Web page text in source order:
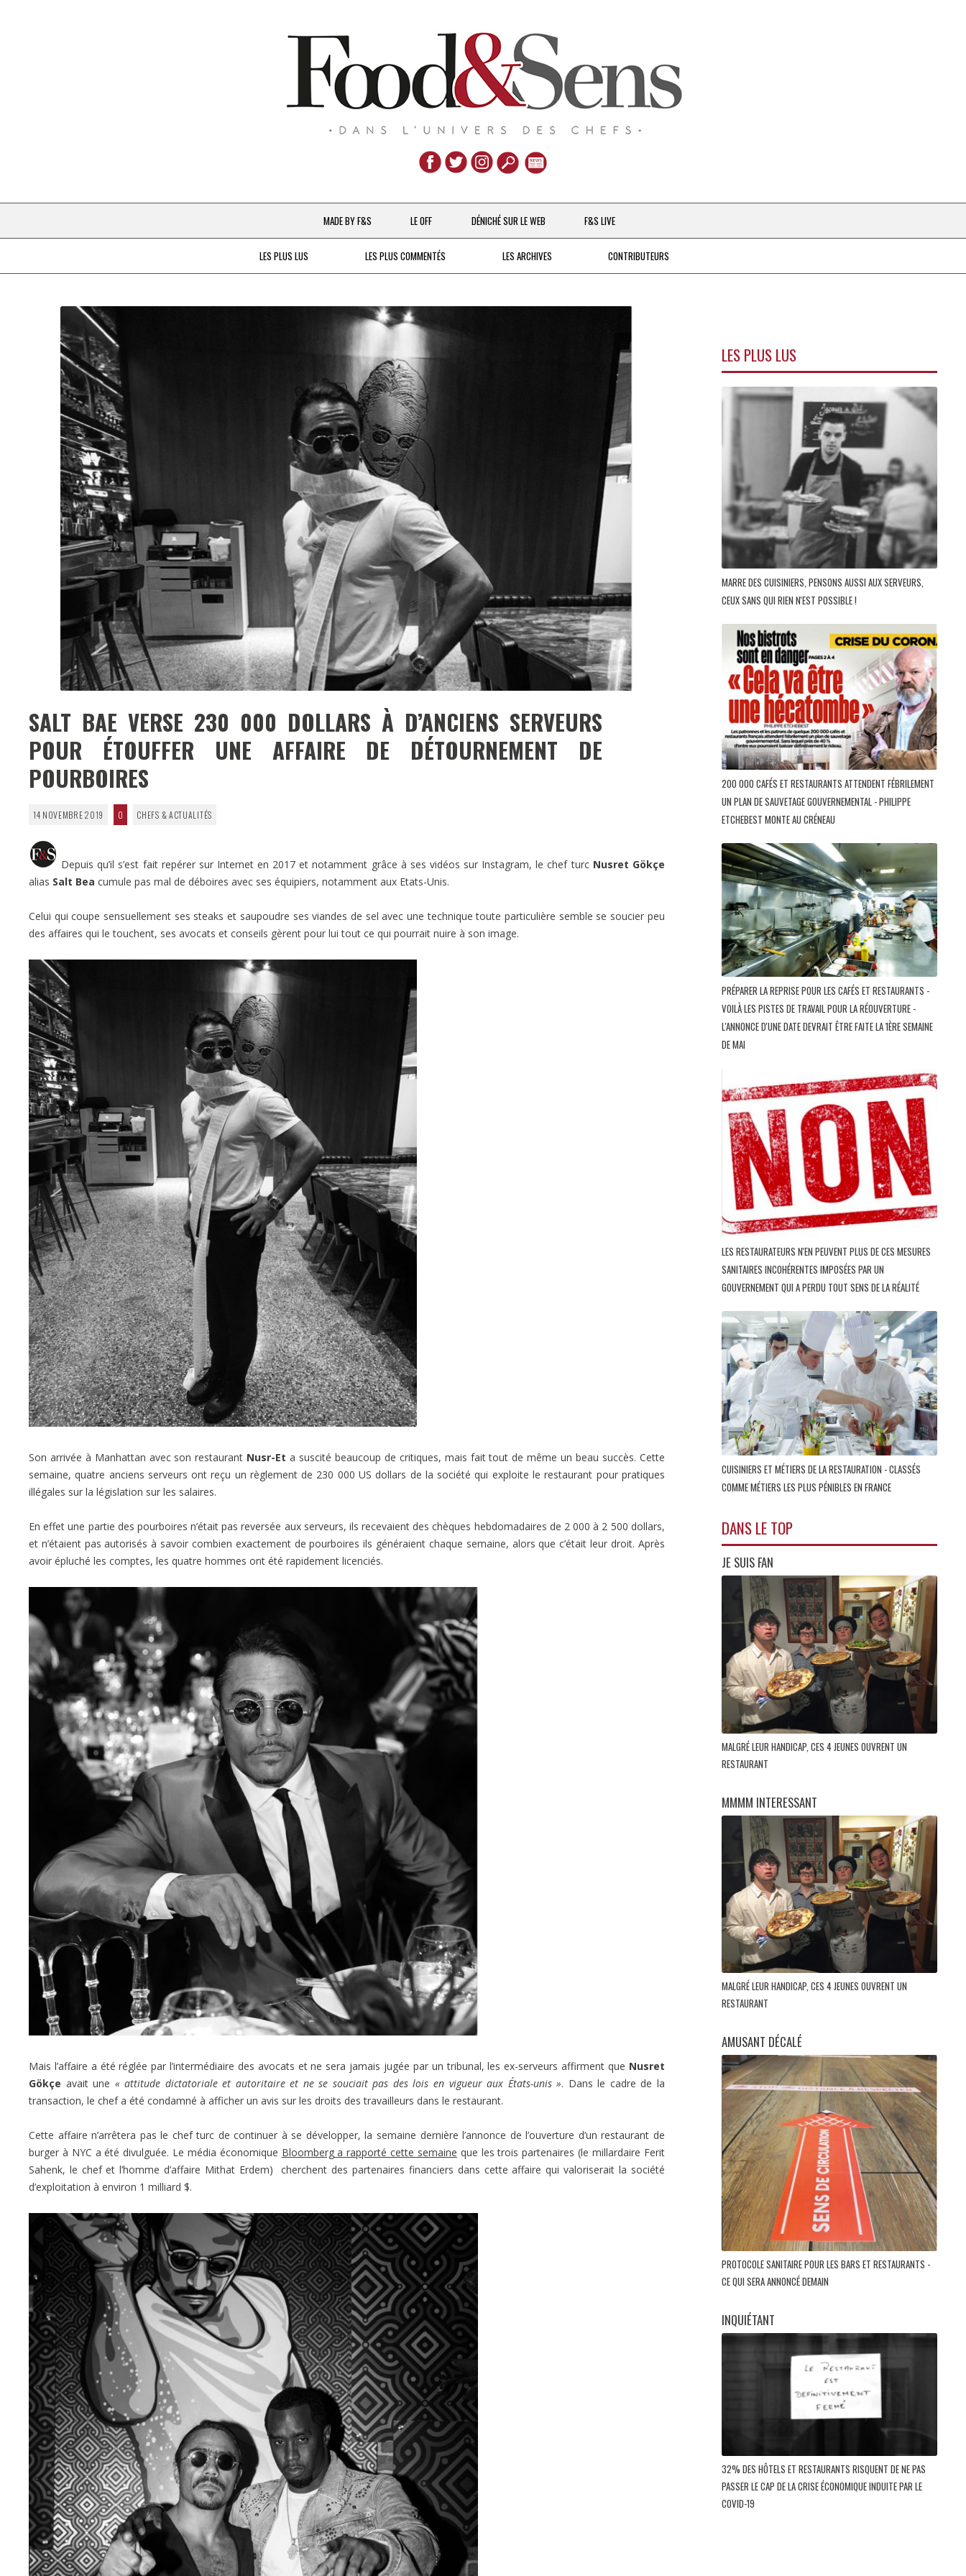
Aller
au
contenu
MADE BY F&S
CHEFS & ACTUALITÉS
À LA PETITE CUILLÈRE
DESTIN DE FEMME
V…DE VOYAGE
LE OFF DÉNICHÉ SUR LE WEB F&S LIVE
LES PLUS LUS LES PLUS COMMENTÉS LES ARCHIVES CONTRIBUTEURS
SALT BAE VERSE 230 000 DOLLARS À D’ANCIENS SERVEURS
POUR ÉTOUFFER UNE AFFAIRE DE DÉTOURNEMENT DE
POURBOIRES
14 NOVEMBRE 2019 0 CHEFS & ACTUALITÉS
Depuis qu’il s’est fait repérer sur Internet en 2017 et notamment grâce à ses vidéos sur Instagram, le chef turc Nusret Gökçe
alias Salt Bea cumule pas mal de déboires avec ses équipiers, notamment aux Etats-Unis.
Celui qui coupe sensuellement ses steaks et saupoudre ses viandes de sel avec une technique toute particulière semble se soucier peu
des affaires qui le touchent, ses avocats et conseils gèrent pour lui tout ce qui pourrait nuire à son image.
Son arrivée à Manhattan avec son restaurant Nusr-Et a suscité beaucoup de critiques, mais fait tout de même un beau succès. Cette
semaine, quatre anciens serveurs ont reçu un règlement de 230 000 US dollars de la société qui exploite le restaurant pour pratiques
illégales sur la législation sur les salaires.
En effet une partie des pourboires n’était pas reversée aux serveurs, ils recevaient des chèques hebdomadaires de 2 000 à 2 500 dollars,
et n’étaient pas autorisés à savoir combien exactement de pourboires ils généraient chaque semaine, alors que c’était leur droit. Après
avoir épluché les comptes, les quatre hommes ont été rapidement licenciés.
Mais l’affaire a été réglée par l’intermédiaire des avocats et ne sera jamais jugée par un tribunal, les ex-serveurs affirment que Nusret
Gökçe avait une « attitude dictatoriale et autoritaire et ne se souciait pas des lois en vigueur aux États-unis ». Dans le cadre de la
transaction, le chef a été condamné à afficher un avis sur les droits des travailleurs dans le restaurant.
Cette affaire n’arrêtera pas le chef turc de continuer à se développer, la semaine dernière l’annonce de l’ouverture d’un restaurant de
burger à NYC a été divulguée. Le média économique Bloomberg a rapporté cette semaine que les trois partenaires (le millardaire Ferit
Sahenk, le chef et l’homme d’affaire Mithat Erdem) cherchent des partenaires financiers dans cette affaire qui valoriserait la société
d’exploitation à environ 1 milliard $.
LES PLUS LUS
MARRE DES CUISINIERS, PENSONS AUSSI AUX SERVEURS,
CEUX SANS QUI RIEN N'EST POSSIBLE !
200 000 CAFÉS ET RESTAURANTS ATTENDENT FÉBRILEMENT
UN PLAN DE SAUVETAGE GOUVERNEMENTAL - PHILIPPE
ETCHEBEST MONTE AU CRÉNEAU
PRÉPARER LA REPRISE POUR LES CAFÉS ET RESTAURANTS -
VOILÀ LES PISTES DE TRAVAIL POUR LA RÉOUVERTURE -
L'ANNONCE D'UNE DATE DEVRAIT ÊTRE FAITE LA 1ÈRE SEMAINE
DE MAI
LES RESTAURATEURS N'EN PEUVENT PLUS DE CES MESURES
SANITAIRES INCOHÉRENTES IMPOSÉES PAR UN
GOUVERNEMENT QUI A PERDU TOUT SENS DE LA RÉALITÉ
CUISINIERS ET MÉTIERS DE LA RESTAURATION - CLASSÉS
COMME MÉTIERS LES PLUS PÉNIBLES EN FRANCE
DANS LE TOP
JE SUIS FAN
MALGRÉ LEUR HANDICAP, CES 4 JEUNES OUVRENT UN
RESTAURANT
MMMM INTERESSANT
MALGRÉ LEUR HANDICAP, CES 4 JEUNES OUVRENT UN
RESTAURANT
AMUSANT DÉCALÉ
PROTOCOLE SANITAIRE POUR LES BARS ET RESTAURANTS -
CE QUI SERA ANNONCÉ DEMAIN
INQUIÉTANT
32% DES HÔTELS ET RESTAURANTS RISQUENT DE NE PAS
PASSER LE CAP DE LA CRISE ÉCONOMIQUE INDUITE PAR LE
COVID-19